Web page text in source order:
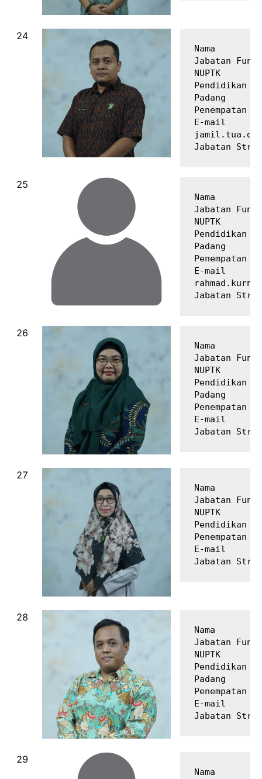
Nama
Jabatan
NUPTK
Pendidikan
Padang
E-mail
Nama
Jabatan
NUPTK
Pendidikan
Padang
E-mail
Nama
Jabatan
NUPTK
Pendidikan
Padang
E-mail
Nama
Jabatan
NUPTK
Pendidikan
E-mail
Nama
Jabatan
NUPTK
Pendidikan
Padang
E-mail
Nama